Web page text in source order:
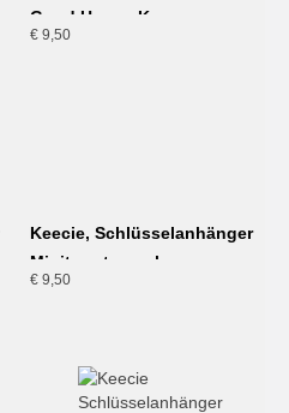
Good House Keeper,
dunkelbraun
€ 9,50
Keecie, Schlüsselanhänger
Minitweet, coral
€ 9,50